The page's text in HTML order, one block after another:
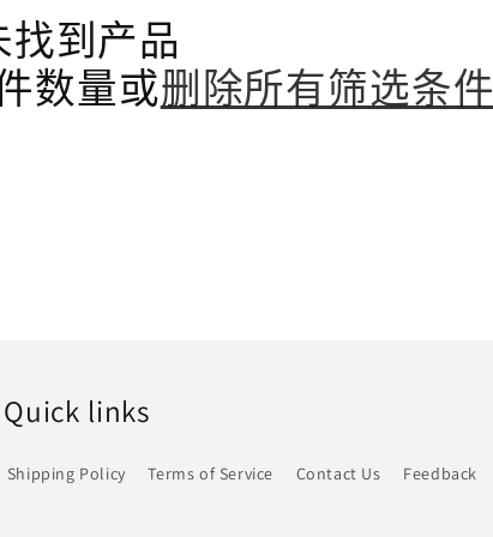
找到产品
数量或删除所有筛选条件
Quick links
Shipping Policy Terms of Service Contact Us Feedback